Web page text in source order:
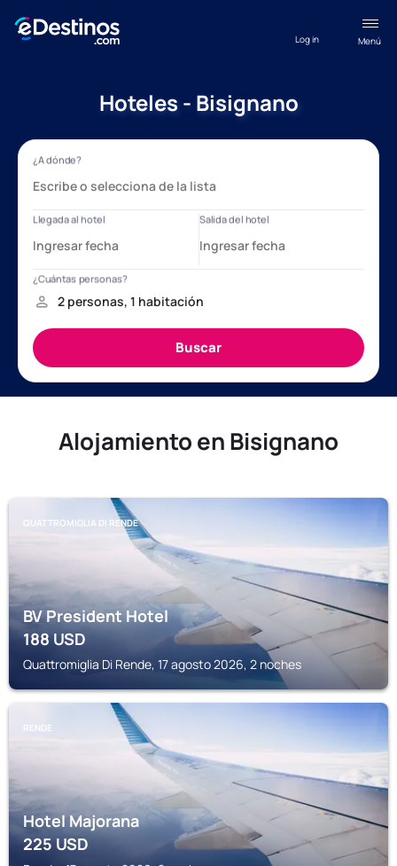
Menú
Log in
Hoteles - Bisignano
Alojamiento en Bisignano
QUATTROMIGLIA DI RENDE
BV President Hotel
188USD
Quattromiglia Di Rende, 17 agosto 2026, 2 noches
RENDE
Hotel Majorana
225USD